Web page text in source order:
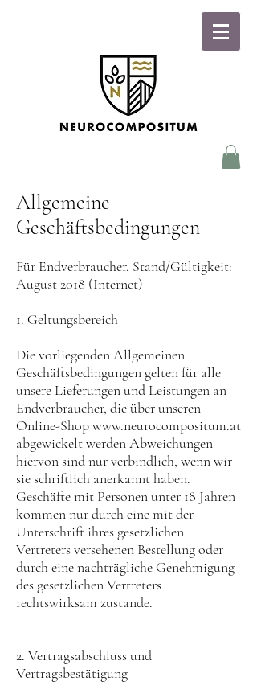
Allgemeine
Geschäftsbedingungen
Für Endverbraucher. Stand/Gültigkeit:
August 2018 (Internet)
1. Geltungsbereich
Die vorliegenden Allgemeinen
Geschäftsbedingungen gelten für alle
unsere Lieferungen und Leistungen an
Endverbraucher, die über unseren
Online-Shopwww.neurocompositum.at
abgewickelt werden Abweichungen
hiervon sind nur verbindlich, wenn wir
sie schriftlich anerkannt haben.
Geschäfte mit Personen unter 18 Jahren
kommen nur durch eine mit der
Unterschrift ihres gesetzlichen
Vertreters versehenen Bestellung oder
durch eine nachträgliche Genehmigung
des gesetzlichen Vertreters
rechtswirksam zustande.
2. Vertragsabschluss und
Vertragsbestätigung